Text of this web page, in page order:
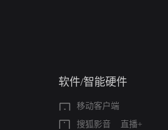
软件/智能硬件
移动客户端
搜狐影音
直播+